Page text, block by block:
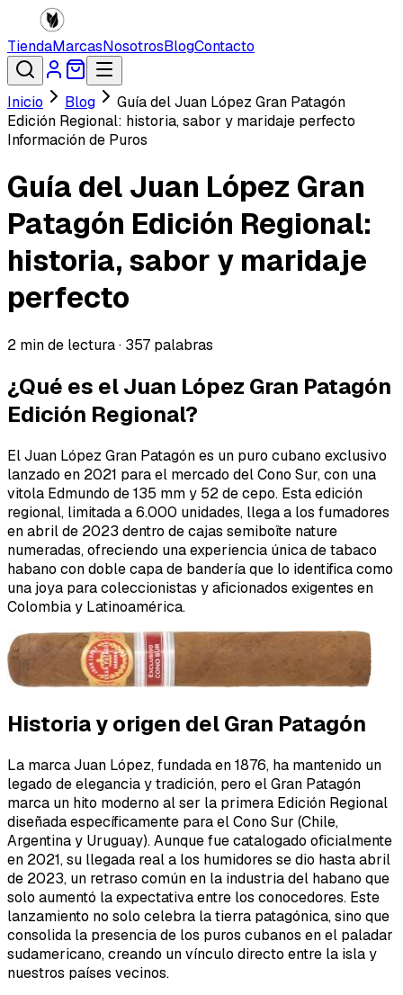
TiendaMarcasNosotrosBlogContacto
Inicio Blog
Guía del Juan López Gran Patagón
Edición Regional: historia, sabor y maridaje perfecto
Información de Puros
Guía del Juan López Gran
Patagón Edición Regional:
historia, sabor y maridaje
perfecto
2 min de lectura · 357 palabras
¿Qué es el Juan López Gran Patagón
Edición Regional?
El Juan López Gran Patagón es un puro cubano exclusivo
lanzado en 2021 para el mercado del Cono Sur, con una
vitola Edmundo de 135 mm y 52 de cepo. Esta edición
regional, limitada a 6.000 unidades, llega a los fumadores
en abril de 2023 dentro de cajas semiboîte nature
numeradas, ofreciendo una experiencia única de tabaco
habano con doble capa de bandería que lo identifica como
una joya para coleccionistas y aficionados exigentes en
Colombia y Latinoamérica.
Historia y origen del Gran Patagón
La marca Juan López, fundada en 1876, ha mantenido un
legado de elegancia y tradición, pero el Gran Patagón
marca un hito moderno al ser la primera Edición Regional
diseñada específicamente para el Cono Sur (Chile,
Argentina y Uruguay). Aunque fue catalogado oficialmente
en 2021, su llegada real a los humidores se dio hasta abril
de 2023, un retraso común en la industria del habano que
solo aumentó la expectativa entre los conocedores. Este
lanzamiento no solo celebra la tierra patagónica, sino que
consolida la presencia de los puros cubanos en el paladar
sudamericano, creando un vínculo directo entre la isla y
nuestros países vecinos.